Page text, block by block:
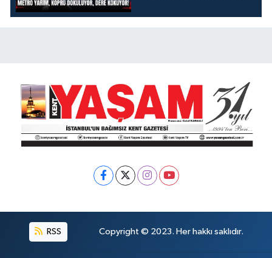
KOKUYOR!
RSS Copyright © 2023. Her hakkı saklıdır.